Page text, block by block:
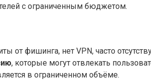
с ограниченным бюджетом.
от фишинга, нет VPN, часто
, которые могут отвлекать
в ограниченном объёме.